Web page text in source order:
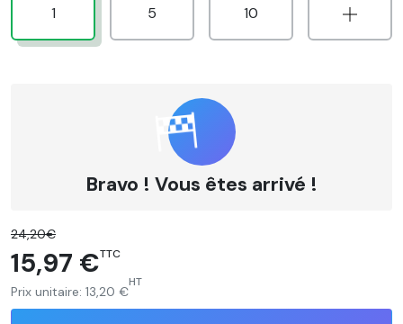
1 5 10
Bravo ! Vous êtes arrivé !
24,20€
15,97 €TTC
Prix unitaire: 13,20 €
HT